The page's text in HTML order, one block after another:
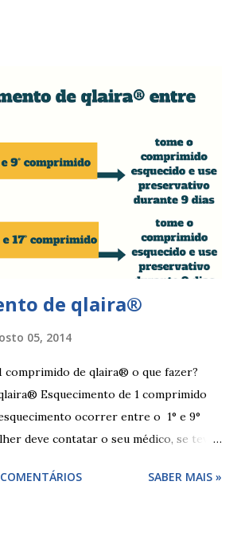
entre outras. Como tratar as fissuras
aplicar pomada pastosa de vitamina
fazer a higiene intima duas vezes ao dia
neutro e quando retomar as relações
que a ferida está cicatrizada e que
necessário usar um lubrific...
de qlaira®
05, 2014
comprimido de qlaira® o que fazer?
Esquecimento de 1 comprimido
ocorrer entre o 1° e 9°
deve contatar o seu médico, se teve
continuar a tomar os restantes
SABER MAIS »